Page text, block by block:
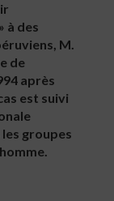
à des
M.
de
après
est suivi
groupes